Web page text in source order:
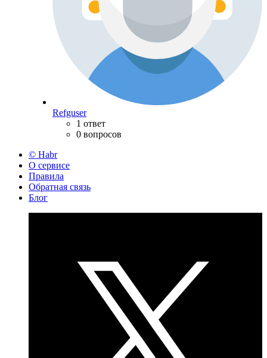
Refguser
1 ответ
0 вопросов
© Habr
О сервисе
Правила
Обратная связь
Блог